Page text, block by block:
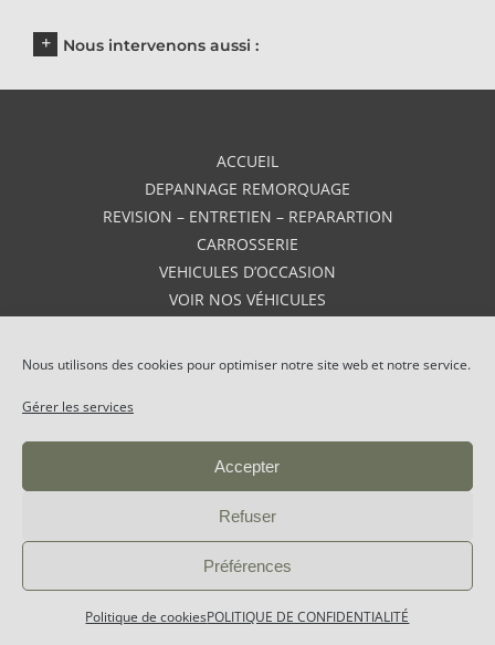
Nous utilisons des cookies pour optimiser notre site web et notre service.
Gérer les services
Accepter
Refuser
Préférences
Politique de cookiesPOLITIQUE DE CONFIDENTIALITÉ
Nous intervenons aussi :
ACCUEIL
DEPANNAGE REMORQUAGE
REVISION – ENTRETIEN – REPARARTION
CARROSSERIE
VEHICULES D’OCCASION
VOIR NOS VÉHICULES
GARAGE DU BARREAU|MENTIONS LÉGALES
POLITIQUE DE CONFIDENTIALITÉ|PLAN DE SITE